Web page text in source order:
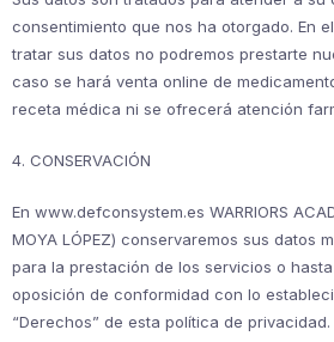
consentimiento que nos ha otorgado. En
tratar sus datos no podremos prestarte
caso se hará venta online de
receta médica ni se ofrecerá atención
4. CONSERVACIÓN
En www.defconsystem.es WARRIORS
MOYA LÓPEZ) conservaremos sus datos
para la prestación de los servicios o
oposición de conformidad con lo
“Derechos” de esta política de privacidad.